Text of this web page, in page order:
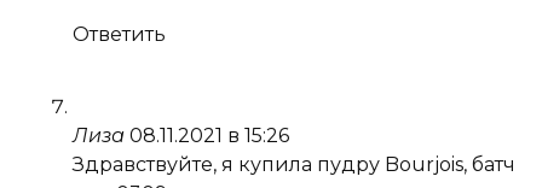
Ответить
Лиза 08.11.2021 в 15:26
Здравствуйте, я купила пудру Bourjois, батч